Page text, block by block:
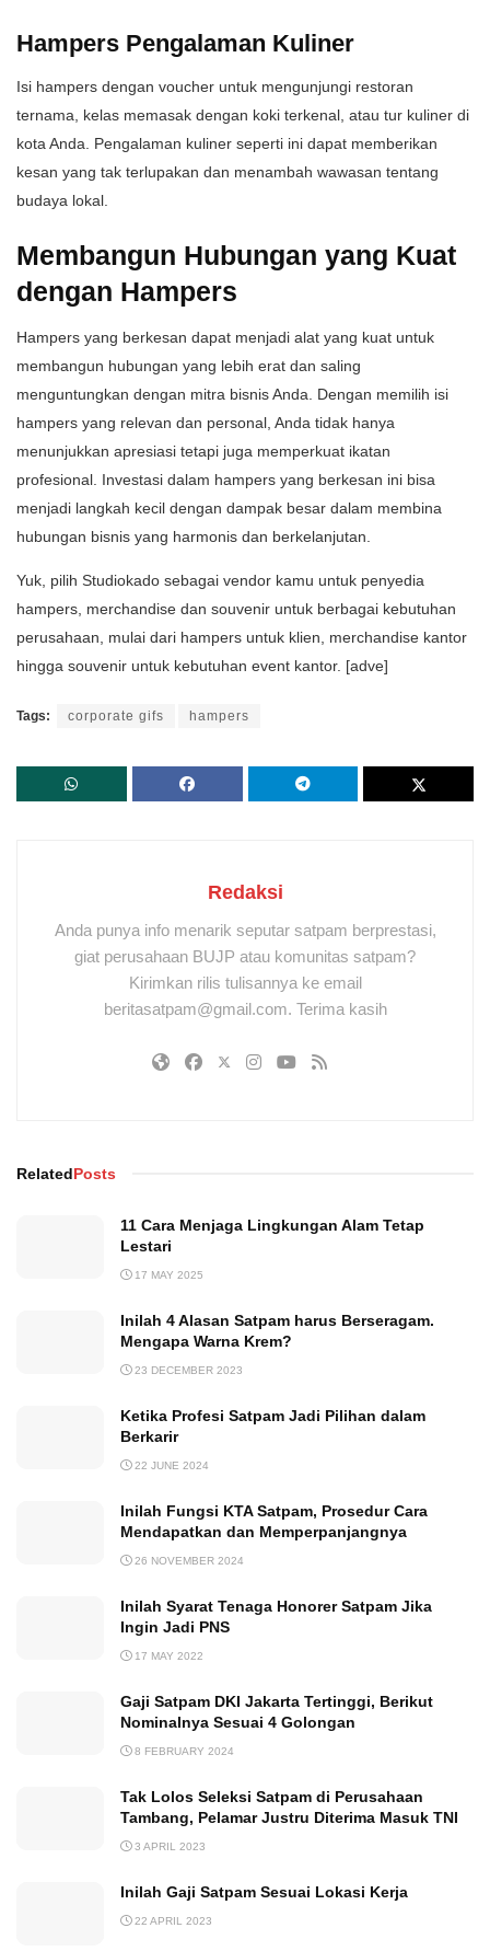
Hampers Pengalaman Kuliner
Isi hampers dengan voucher untuk mengunjungi restoran
ternama, kelas memasak dengan koki terkenal, atau tur kuliner di
kota Anda. Pengalaman kuliner seperti ini dapat memberikan
kesan yang tak terlupakan dan menambah wawasan tentang
budaya lokal.
Membangun Hubungan yang Kuat
dengan Hampers
Hampers yang berkesan dapat menjadi alat yang kuat untuk
membangun hubungan yang lebih erat dan saling
menguntungkan dengan mitra bisnis Anda. Dengan memilih isi
hampers yang relevan dan personal, Anda tidak hanya
menunjukkan apresiasi tetapi juga memperkuat ikatan
profesional. Investasi dalam hampers yang berkesan ini bisa
menjadi langkah kecil dengan dampak besar dalam membina
hubungan bisnis yang harmonis dan berkelanjutan.
Yuk, pilih Studiokado sebagai vendor kamu untuk penyedia
hampers, merchandise dan souvenir untuk berbagai kebutuhan
perusahaan, mulai dari hampers untuk klien, merchandise kantor
hingga souvenir untuk kebutuhan event kantor. [adve]
Tags: corporate gifs hampers
Redaksi
Anda punya info menarik seputar satpam berprestasi,
giat perusahaan BUJP atau komunitas satpam?
Kirimkan rilis tulisannya ke email
beritasatpam@gmail.com. Terima kasih
RelatedPosts
11 Cara Menjaga Lingkungan Alam Tetap
Lestari
17 MAY 2025
Inilah 4 Alasan Satpam harus Berseragam.
Mengapa Warna Krem?
23 DECEMBER 2023
Ketika Profesi Satpam Jadi Pilihan dalam
Berkarir
22 JUNE 2024
Inilah Fungsi KTA Satpam, Prosedur Cara
Mendapatkan dan Memperpanjangnya
26 NOVEMBER 2024
Inilah Syarat Tenaga Honorer Satpam Jika
Ingin Jadi PNS
17 MAY 2022
Gaji Satpam DKI Jakarta Tertinggi, Berikut
Nominalnya Sesuai 4 Golongan
8 FEBRUARY 2024
Tak Lolos Seleksi Satpam di Perusahaan
Tambang, Pelamar Justru Diterima Masuk TNI
3 APRIL 2023
Inilah Gaji Satpam Sesuai Lokasi Kerja
22 APRIL 2023